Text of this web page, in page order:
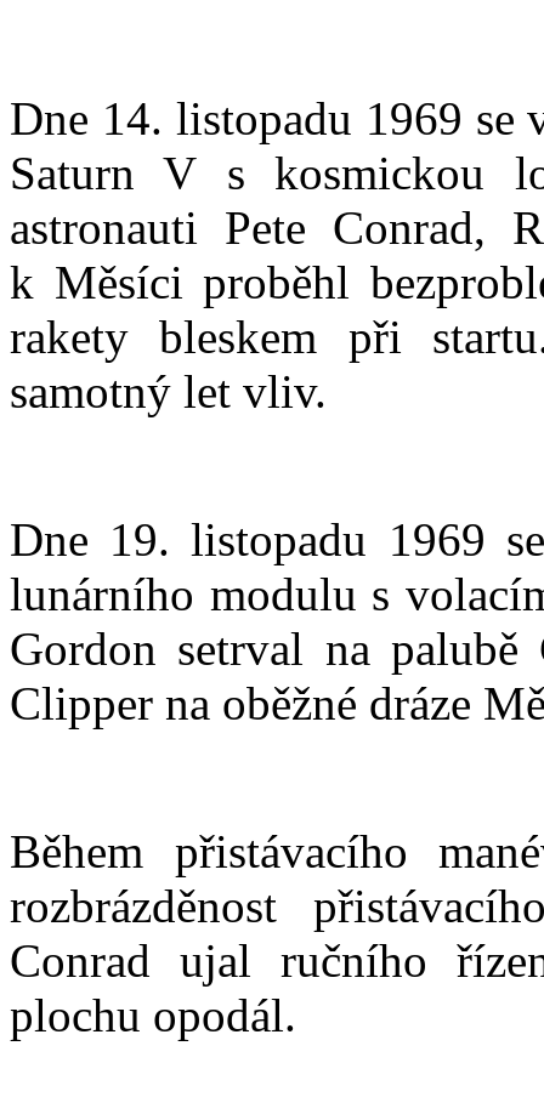
Dne 14. listopadu 1969 se
Saturn V s kosmickou
astronauti Pete Conrad,
k Měsíci proběhl
rakety bleskem při
samotný let vliv.
Dne 19. listopadu 1969
lunárního modulu s
Gordon setrval na
Clipper na oběžné dráze
Během přistávacího
rozbrázděnost
Conrad ujal ručního
plochu opodál.